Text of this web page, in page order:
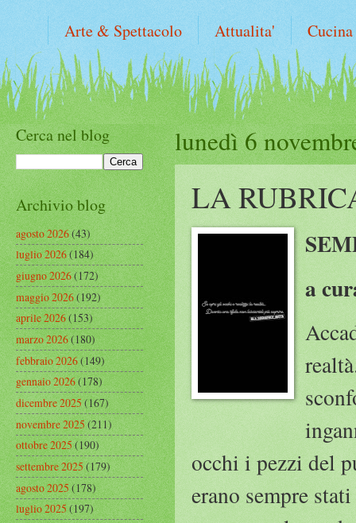
Arte & Spettacolo Attualita' Cucina
lunedì 6
LA
a
occhi i pezzi del
erano sempre
Cerca nel blog
Archivio blog
agosto 2026(43)
luglio 2026(184)
giugno 2026(172)
maggio 2026(192)
aprile 2026(153)
marzo 2026(180)
febbraio 2026(149)
gennaio 2026(178)
dicembre 2025(167)
novembre 2025(211)
ottobre 2025(190)
settembre 2025(179)
agosto 2025(178)
luglio 2025(197)